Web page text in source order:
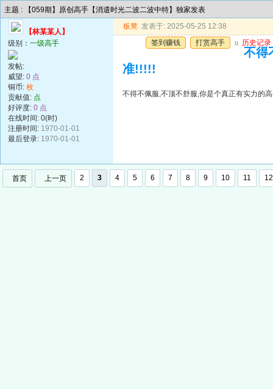
主题 : 【059期】原创高手【消遣时光二波二波中特】独家发表
【林某某人】
级别： 一级高手
发帖:
威望: 0 点
铜币: 枚
贡献值: 点
好评度: 0 点
在线时间: 0(时)
注册时间: 1970-01-01
最后登录: 1970-01-01
板凳 发表于: 2025-05-25 12:38
签到赚钱
打赏高手 u 历史记录
不得
准!!!!!
不得不佩服,不顶不舒服,你是个真正有实力的
首页 上一页 2 3 4 5 6 7 8 9 10 11 12